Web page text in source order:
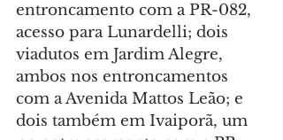
entroncamento com a PR-082,
acesso para Lunardelli; dois
viadutos em Jardim Alegre,
ambos nos entroncamentos
com a Avenida Mattos Leão; e
dois também em Ivaiporã, um